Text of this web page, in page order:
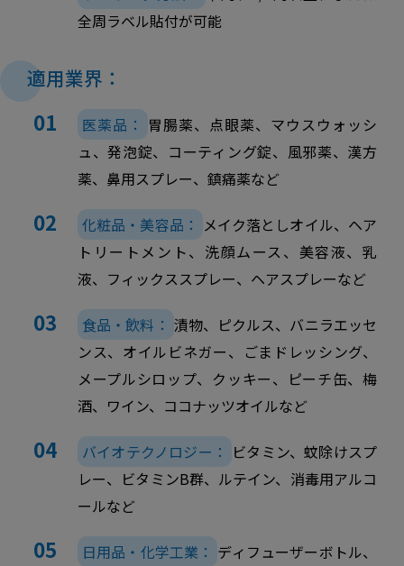
全周ラベル貼付が可能
適用業界：
医薬品：
胃腸薬、点眼薬、マウスウォッシ
ュ、発泡錠、コーティング錠、風邪薬、漢方
薬、鼻用スプレー、鎮痛薬など
化粧品・美容品： メイク落としオイル、ヘア
トリートメント、洗顔ムース、美容液、乳
液、フィックススプレー、ヘアスプレーなど
食品・飲料： 漬物、ピクルス、バニラエッセ
ンス、オイルビネガー、ごまドレッシング、
メープルシロップ、クッキー、ピーチ缶、梅
酒、ワイン、ココナッツオイルなど
バイオテクノロジー：
ビタミン、蚊除けスプ
レー、ビタミンB群、ルテイン、消毒用アルコ
ールなど
日用品・化学工業： ディフューザーボトル、